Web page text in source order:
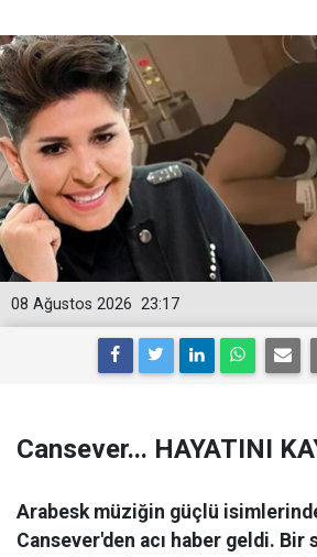
23:17
08 Ağustos 2026
Cansever... HAYATINI
Arabesk müziğin güçlü
Cansever'den acı haber geldi.